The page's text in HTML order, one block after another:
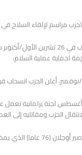
السلاح في شمال العراق حيث أحرق 30
ومن قنديل، أعلن الحزب
لحماية عملية السلام.
لجنة برلمانية تعمل
الحزب ومقاتليه إلى
وستحدد اللجنة